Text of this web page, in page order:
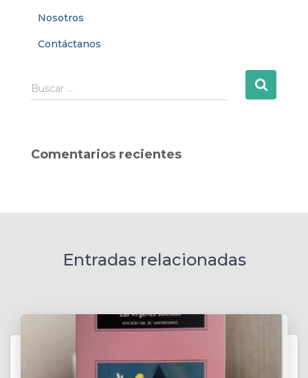
Nosotros
Contáctanos
B
u
r
Buscar …
Comentarios recientes
Entradas relacionadas